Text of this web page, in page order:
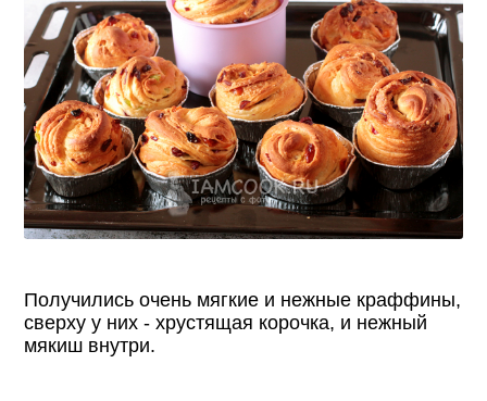
Получились очень мягкие и нежные краффины,
сверху у них - хрустящая корочка, и нежный
мякиш внутри.